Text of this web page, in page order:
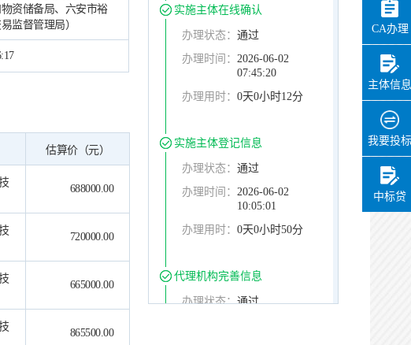
CA办理
主体信息
我要投标
中标贷
资储备局、六安市裕
监督管理局）
估算价（元）
688000.00
720000.00
665000.00
865500.00
实施主体在线确认
办理状态： 通过
办理时间： 2026-06-02
07:45:20
办理用时： 0天0小时12分
实施主体登记信息
办理状态： 通过
办理时间： 2026-06-02
10:05:01
办理用时： 0天0小时50分
代理机构完善信息
办理状态：通过